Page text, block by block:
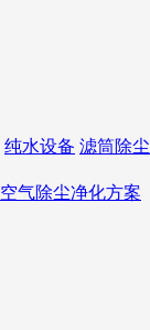
纯水设备 滤筒除
空气除尘净化方案